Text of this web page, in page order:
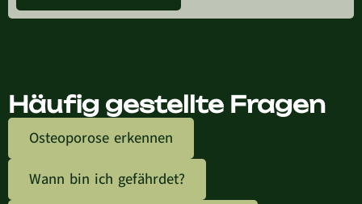
Häufig gestellte Fragen
Osteoporose erkennen
Wann bin ich gefährdet?